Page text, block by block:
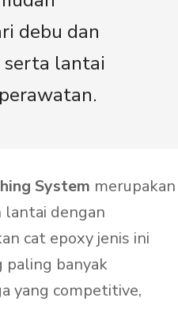
debu dan
lantai
System merupakan
lantai dengan
cat epoxy jenis ini
paling banyak
yang competitive,